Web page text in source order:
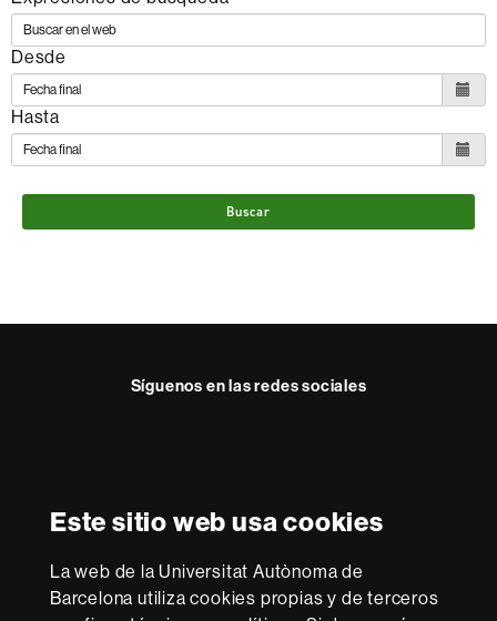
Este sitio web usa cookies
La web de la Universitat Autònoma de
Barcelona utiliza cookies propias y de terceros
Desde
Hasta
Buscar
Síguenos en las redes sociales
Excellence
Research
-
Euraxess
Con la financiación de